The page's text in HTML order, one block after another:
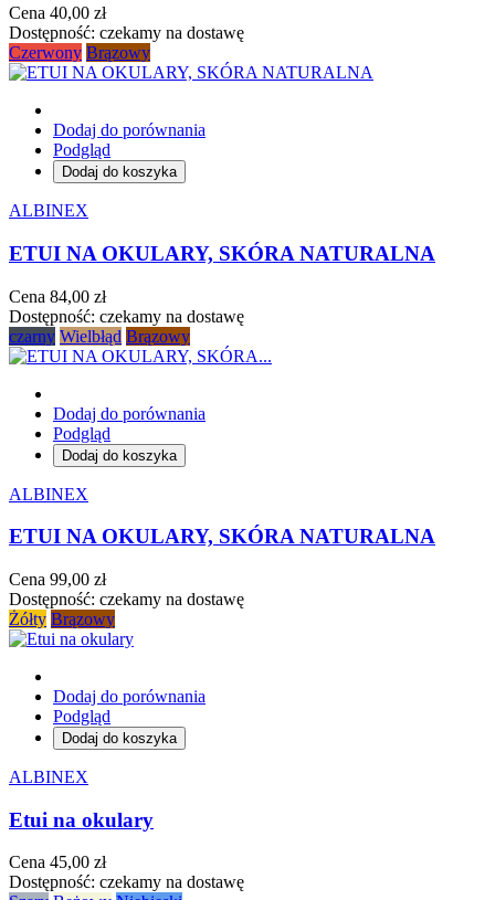
Cena 40,00 zł
Dostępność: czekamy na dostawę
Czerwony Brązowy
Dodaj do porównania
Podgląd
Dodaj do koszyka
ALBINEX
ETUI NA OKULARY, SKÓRA NATURALNA
Cena 84,00 zł
Dostępność: czekamy na dostawę
czarny Wielbłąd Brązowy
Dodaj do porównania
Podgląd
Dodaj do koszyka
ALBINEX
ETUI NA OKULARY, SKÓRA NATURALNA
Cena 99,00 zł
Dostępność: czekamy na dostawę
Żółty Brązowy
Dodaj do porównania
Podgląd
Dodaj do koszyka
ALBINEX
Etui na okulary
Cena 45,00 zł
Dostępność: czekamy na dostawę